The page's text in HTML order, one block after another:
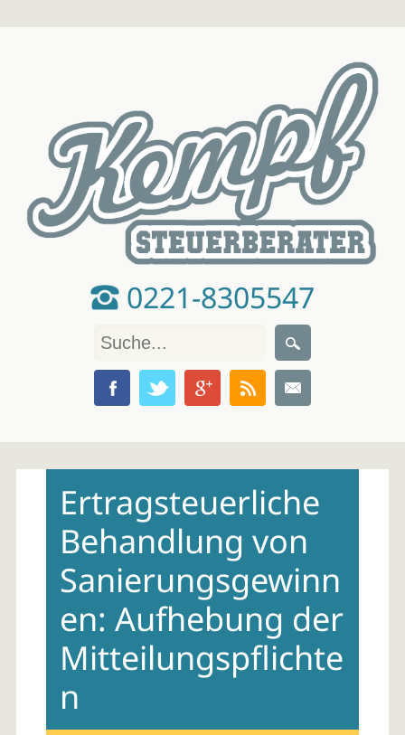
0221-8305547
contentErtragsteuerliche
Behandlung von
Sanierungsgewinn
en: Aufhebung der
Mitteilungspflichte
n